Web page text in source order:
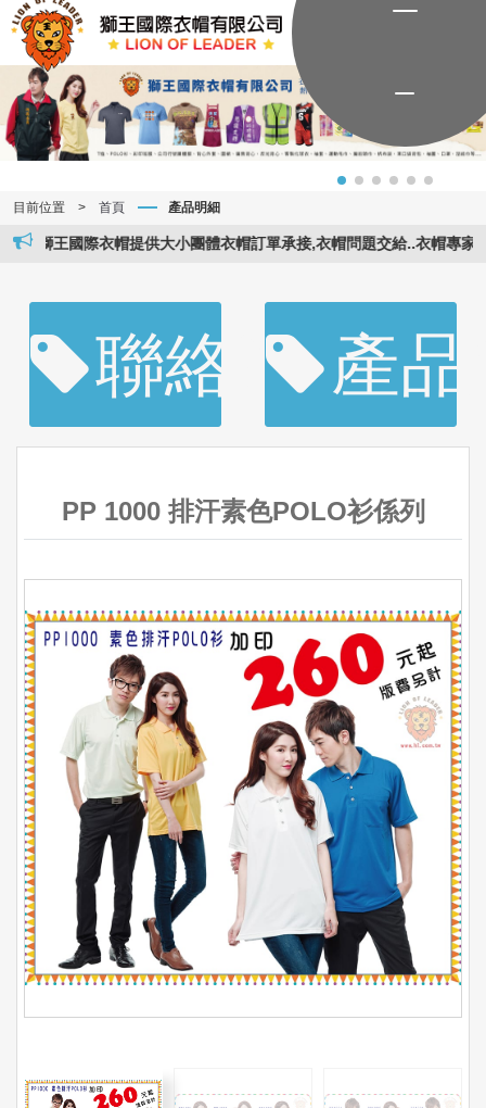
目前位置 > 首頁 產品明細
王國際衣帽提供大小團體衣帽訂單承接,衣帽問題交給..衣帽專家..。
聯絡資訊
產
PP 1000 排汗素色POLO衫係列